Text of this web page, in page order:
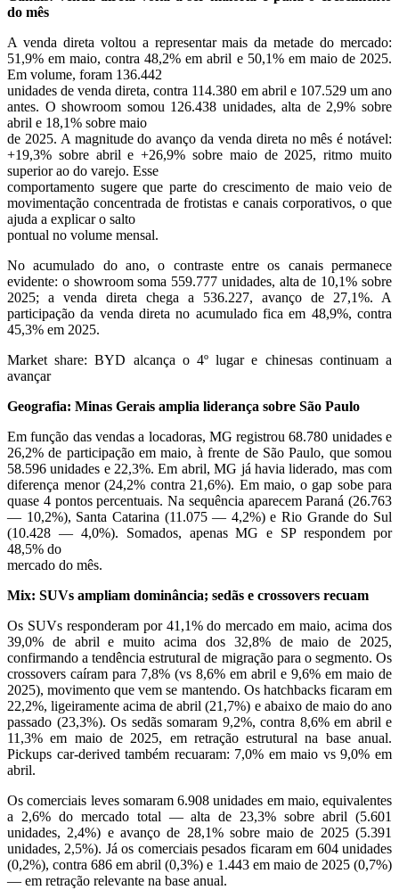
do mês
A venda direta voltou a representar mais da metade do mercado:
51,9% em maio, contra 48,2% em abril e 50,1% em maio de 2025.
Em volume, foram 136.442
unidades de venda direta, contra 114.380 em abril e 107.529 um ano
antes. O showroom somou 126.438 unidades, alta de 2,9% sobre
abril e 18,1% sobre maio
de 2025. A magnitude do avanço da venda direta no mês é notável:
+19,3% sobre abril e +26,9% sobre maio de 2025, ritmo muito
superior ao do varejo. Esse
comportamento sugere que parte do crescimento de maio veio de
movimentação concentrada de frotistas e canais corporativos, o que
ajuda a explicar o salto
pontual no volume mensal.
No acumulado do ano, o contraste entre os canais permanece
evidente: o showroom soma 559.777 unidades, alta de 10,1% sobre
2025; a venda direta chega a 536.227, avanço de 27,1%. A
participação da venda direta no acumulado fica em 48,9%, contra
45,3% em 2025.
Market share: BYD alcança o 4º lugar e chinesas continuam a
avançar
Geografia: Minas Gerais amplia liderança sobre São Paulo
Em função das vendas a locadoras, MG registrou 68.780 unidades e
26,2% de participação em maio, à frente de São Paulo, que somou
58.596 unidades e 22,3%. Em abril, MG já havia liderado, mas com
diferença menor (24,2% contra 21,6%). Em maio, o gap sobe para
quase 4 pontos percentuais. Na sequência aparecem Paraná (26.763
— 10,2%), Santa Catarina (11.075 — 4,2%) e Rio Grande do Sul
(10.428 — 4,0%). Somados, apenas MG e SP respondem por
48,5% do
mercado do mês.
Mix: SUVs ampliam dominância; sedãs e crossovers recuam
Os SUVs responderam por 41,1% do mercado em maio, acima dos
39,0% de abril e muito acima dos 32,8% de maio de 2025,
confirmando a tendência estrutural de migração para o segmento. Os
crossovers caíram para 7,8% (vs 8,6% em abril e 9,6% em maio de
2025), movimento que vem se mantendo. Os hatchbacks ficaram em
22,2%, ligeiramente acima de abril (21,7%) e abaixo de maio do ano
passado (23,3%). Os sedãs somaram 9,2%, contra 8,6% em abril e
11,3% em maio de 2025, em retração estrutural na base anual.
Pickups car-derived também recuaram: 7,0% em maio vs 9,0% em
abril.
Os comerciais leves somaram 6.908 unidades em maio, equivalentes
a 2,6% do mercado total — alta de 23,3% sobre abril (5.601
unidades, 2,4%) e avanço de 28,1% sobre maio de 2025 (5.391
unidades, 2,5%). Já os comerciais pesados ficaram em 604 unidades
(0,2%), contra 686 em abril (0,3%) e 1.443 em maio de 2025 (0,7%)
— em retração relevante na base anual.